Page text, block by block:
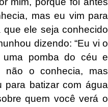
mas eu vim para
ele seja conhecido
dizendo: “Eu vi o
uma pomba do céu e
não o conhecia, mas
para batizar com água
quem você verá o